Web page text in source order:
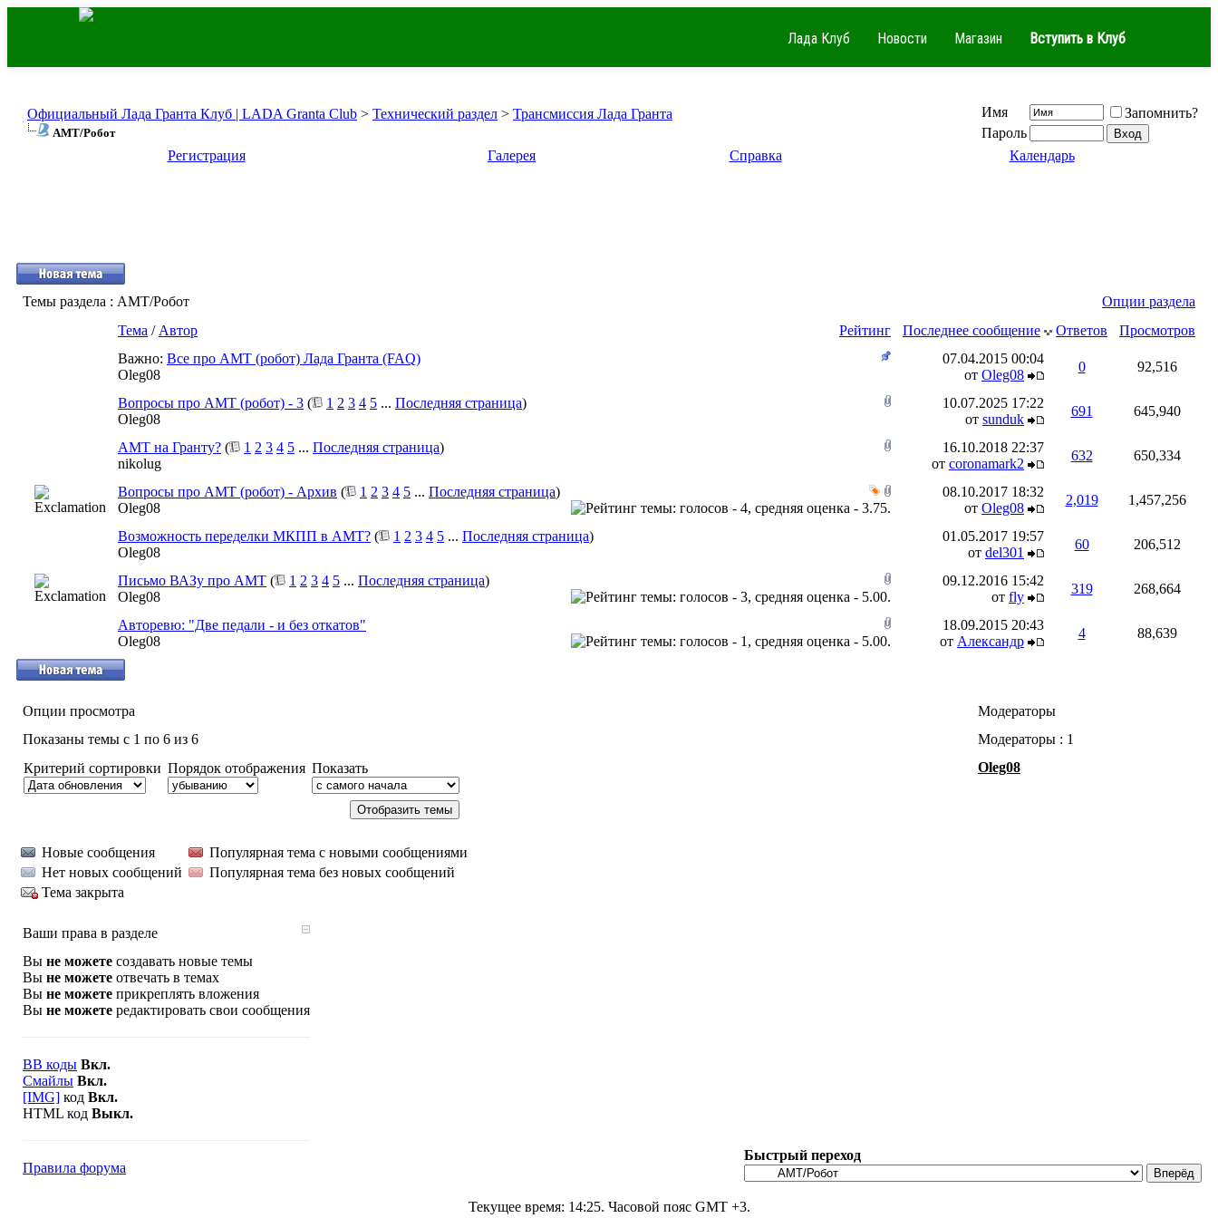
Лада Клуб Новости Магазин Вступить в Клуб
Официальный Лада Гранта Клуб | LADA Granta Club > Технический раздел > Трансмиссия Лада Гранта
АМТ/Робот
Имя
Запомнить?
Пароль
Регистрация
Галерея Справка Календарь
Темы раздела : АМТ/Робот
Опции раздела
Рейтинг
Тема / Автор Последнее сообщение Ответов
Просмотров
Важно: Все про АМТ (робот) Лада Гранта (FAQ)
Oleg08
07.04.2015 00:04
от Oleg08
0 92,516
Вопросы про АМТ (робот) - 3 ( 1 2 3 4 5 ... Последняя страница)
Oleg08
10.07.2025 17:22
от sunduk
691 645,940
АМТ на Гранту? ( 1 2 3 4 5 ... Последняя страница)
nikolug
16.10.2018 22:37
от coronamark2
632 650,334
Вопросы про АМТ (робот) - Архив ( 1 2 3 4 5 ... Последняя страница)
Oleg08
08.10.2017 18:32
от Oleg08
2,019 1,457,256
Возможность переделки МКПП в АМТ? ( 1 2 3 4 5 ... Последняя страница)
Oleg08
01.05.2017 19:57
от del301
60 206,512
Письмо ВАЗу про АМТ ( 1 2 3 4 5 ... Последняя страница)
Oleg08
09.12.2016 15:42
от flу
319 268,664
Авторевю: "Две педали - и без откатов"
Oleg08
18.09.2015 20:43
от Aлександp
4 88,639
Опции просмотра
Модераторы
Показаны темы с 1 по 6 из 6
Модераторы : 1
Критерий сортировки Порядок отображения Показать Oleg08
Новые сообщения
Популярная тема с новыми сообщениями
Нет новых сообщений
Популярная тема без новых сообщений
Тема закрыта
Ваши права в разделе
Вы не можете создавать новые темы
Вы не можете отвечать в темах
Вы не можете прикреплять вложения
Вы не можете редактировать свои сообщения
BB коды Вкл.
Смайлы Вкл.
[IMG] код Вкл.
HTML код Выкл.
Правила форума
Быстрый переход
Текущее время: 14:25. Часовой пояс GMT +3.